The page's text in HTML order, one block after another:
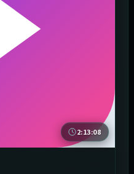
2:13:08